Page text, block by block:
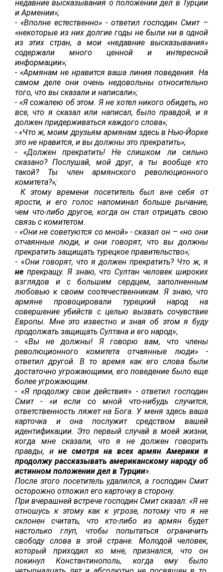
недавние высказывания о положении дел в Турции
и Армении»;
- «Вполне естественно» - ответил господин Смит –
«некоторые из них долгие годы не были ни в одной
из этих стран, а мои «недавние высказывания»
содержали много ценной и интересной
информации»;
- «Армянам не нравится ваша линия поведения. На
самом деле они очень недовольны относительно
того, что вы сказали и написали»;
- «Я сожалею об этом. Я не хотел никого обидеть, но
все, что я сказал или написал, было правдой, и я
должен придерживаться каждого слова»;
- «Что ж, моим друзьям армянам здесь в Нью-Йорке
это не нравится, и вы должны это прекратить»;
- «Должен прекратить! Не слишком ли сильно
сказано? Послушай, мой друг, а ты вообще кто
такой? Ты член армянского революционного
комитета?»;
К этому времени посетитель был вне себя от
ярости, и его голос напоминал больше рычание,
чем что-либо другое, когда он стал отрицать свою
связь с комитетом.
- «Они не советуются со мной» - сказал он – «но они
отчаянные люди, и они говорят, что вы должны
прекратить защищать турецкое правительство»;
- «Они говорят, что я должен прекратить? Что ж, я
не прекращу. Я знаю, что Султан человек широких
взглядов и с большим сердцем, заполненным
любовью к своим соотечественникам. Я знаю, что
армяне провоцировали турецкий народ на
совершение убийств с целью вызвать сочувствие
Европы. Мне это известно и зная об этом я буду
продолжать защищать Султана и его народ»;
- «Вы не должны! Я говорю вам, что члены
революционного комитета отчаянные люди» -
ответил другой. В то время как его слова были
достаточно угрожающими, его поведение было еще
более угрожающим.
- «Я продолжу свои действия» - ответил господин
Смит - «и если со мной что-нибудь случится,
ответственность ляжет на Бога. У меня здесь ваша
карточка и она послужит средством вашей
идентификации. Это первый случай в моей жизни,
когда мне сказали, что я не должен говорить
правды, и не смотря на всех армян Америки я
продолжу рассказывать американскому народу об
истинном положении дел в Турции».
После этого посетитель удалился, а господин Смит
осторожно отложил его карточку в сторону.
При вчерашней встрече господин Смит сказал: «Я не
отношусь к этому как к угрозе, потому что я не
склонен считать, что кто-либо из армян будет
настолько глуп, чтобы попытаться ограничить
свободу слова в этой стране. Молодой человек,
который приходил ко мне, признался, что он
покинул Константинополь, когда ему было